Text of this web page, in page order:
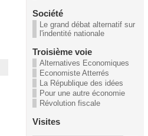
Société
Le grand débat alternatif sur
l'indentité nationale
Troisième voie
Alternatives Economiques
Economiste Atterrés
La République des idées
Pour une autre économie
Révolution fiscale
Visites